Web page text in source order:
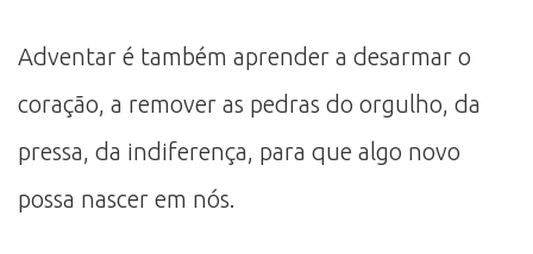
Adventar é também aprender a desarmar o
coração, a remover as pedras do orgulho, da
pressa, da indiferença, para que algo novo
possa nascer em nós.